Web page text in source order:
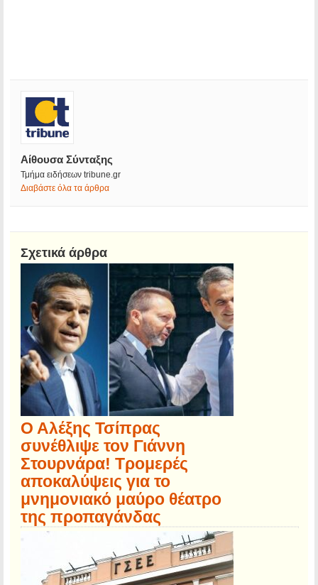
Αίθουσα Σύνταξης
Τμήμα ειδήσεων tribune.gr
Διαβάστε όλα τα άρθρα
Σχετικά άρθρα
Ο Αλέξης Τσίπρας
συνέθλιψε τον Γιάννη
Στουρνάρα! Τρομερές
αποκαλύψεις για το
μνημονιακό μαύρο θέατρο
της προπαγάνδας